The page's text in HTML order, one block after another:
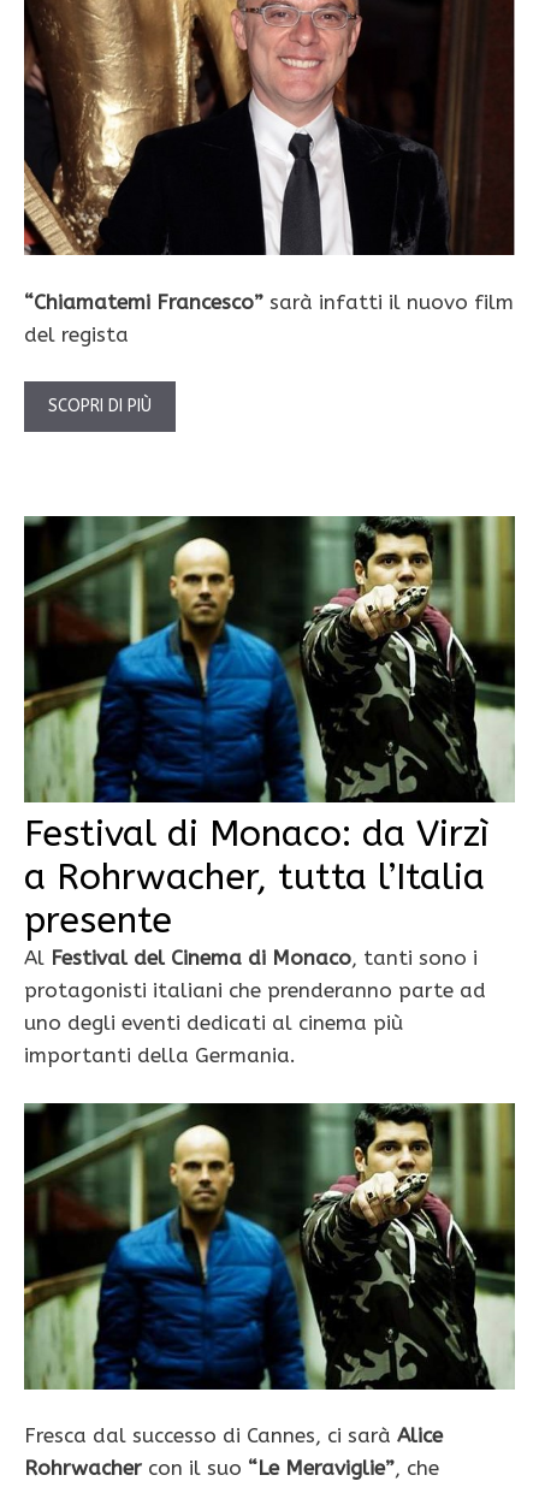
“Chiamatemi Francesco” sarà infatti il nuovo film
del regista
SCOPRI DI PIÙ
Festival di Monaco: da Virzì
a Rohrwacher, tutta l’Italia
presente
Al Festival del Cinema di Monaco, tanti sono i
protagonisti italiani che prenderanno parte ad
uno degli eventi dedicati al cinema più
importanti della Germania.
Fresca dal successo di Cannes, ci sarà Alice
Rohrwacher con il suo “Le Meraviglie”, che